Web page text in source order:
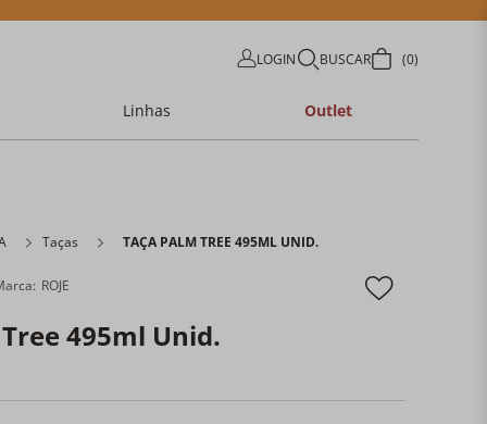
LOGIN BUSCAR 0
Linhas Outlet
Taças TAÇA PALM TREE 495ML UNID.
ROJE
495ml Unid.